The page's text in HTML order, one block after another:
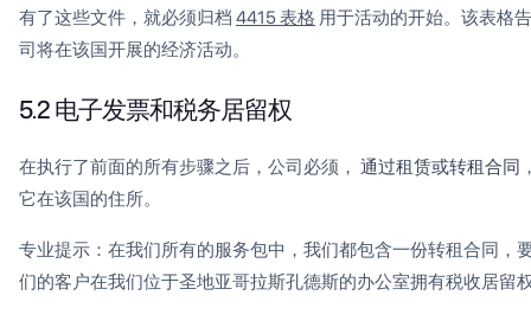
有了这些文件，就必须归档 4415 表格 用于活动的开始。该表格
司将在该国开展的经济活动。
5.2 电子发票和税务居留权
在执行了前面的所有步骤之后，公司必须， 通过租赁或转租合同
它在该国的住所。
专业提示：在我们所有的服务包中，我们都包含一份转租合同，
们的客户在我们位于圣地亚哥拉斯孔德斯的办公室拥有税收居留